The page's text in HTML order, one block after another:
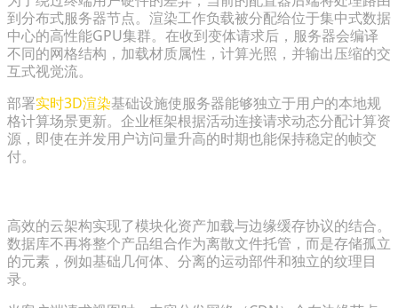
到分布式服务器节点。渲染工作负载被分配给位于集中式数据
中心的高性能GPU集群。在收到变体请求后，服务器会编译
不同的网格结构，加载材质属性，计算光照，并输出压缩的交
互式视觉流。
部署实时3D渲染基础设施使服务器能够独立于用户的本地规
格计算场景更新。企业框架根据活动连接请求动态分配计算资
源，即使在并发用户访问量升高的时期也能保持稳定的帧交
付。
高效的云架构实现了模块化资产加载与边缘缓存协议的结合。
数据库不再将整个产品组合作为离散文件托管，而是存储孤立
的元素，例如基础几何体、分离的运动部件和独立的纹理目
录。